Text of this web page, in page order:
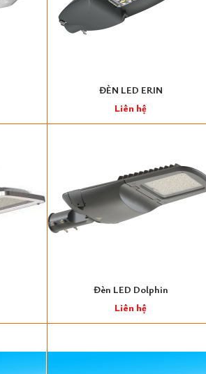
ĐÈN LED ERIN
Liên hệ
Đèn LED Dolphin
Liên hệ